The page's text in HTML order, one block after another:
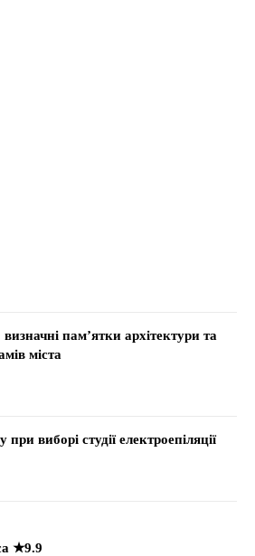
пам’ятки архітектури та
міста
виборі студії електроепіляції
★9.9